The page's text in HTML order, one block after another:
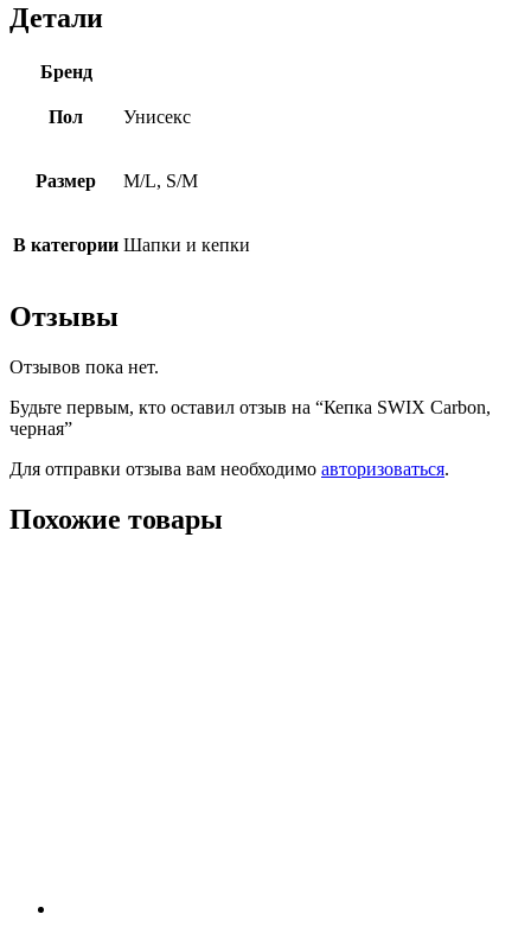
Детали
Бренд
Пол Унисекс
Размер M/L, S/M
В категории Шапки и кепки
Отзывы
Отзывов пока нет.
Будьте первым, кто оставил отзыв на “Кепка SWIX Carbon,
черная”
Для отправки отзыва вам необходимо авторизоваться.
Похожие товары